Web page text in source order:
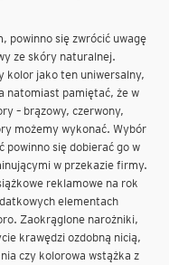
powinno się zwrócić uwagę
ze skóry naturalnej.
kolor jako ten uniwersalny,
natomiast pamiętać, że w
– brązowy, czerwony,
możemy wykonać. Wybór
się dobierać go w
w przekazie firmy.
reklamowe na rok
elementach
Zaokrąglone narożniki,
krawędzi ozdobną nicią,
czy kolorowa wstążka z